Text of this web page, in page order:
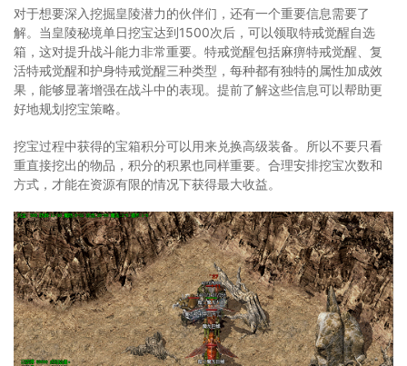
对于想要深入挖掘皇陵潜力的伙伴们，还有一个重要信息需要了
解。当皇陵秘境单日挖宝达到1500次后，可以领取特戒觉醒自选
箱，这对提升战斗能力非常重要。特戒觉醒包括麻痹特戒觉醒、复
活特戒觉醒和护身特戒觉醒三种类型，每种都有独特的属性加成效
果，能够显著增强在战斗中的表现。提前了解这些信息可以帮助更
好地规划挖宝策略。
挖宝过程中获得的宝箱积分可以用来兑换高级装备。所以不要只看
重直接挖出的物品，积分的积累也同样重要。合理安排挖宝次数和
方式，才能在资源有限的情况下获得最大收益。